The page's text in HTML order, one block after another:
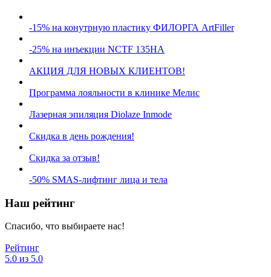
-15% на конутрную пластику ФИЛОРГА ArtFiller
-25% на инъекции NCTF 135HA
АКЦИЯ ДЛЯ НОВЫХ КЛИЕНТОВ!
Программа лояльности в клинике Мелис
Лазерная эпиляция Diolaze Inmode
Скидка в день рождения!
Скидка за отзыв!
-50% SMAS-лифтинг лица и тела
Наш рейтинг
Спасибо, что выбираете нас!
Рейтинг
5.0 из 5.0